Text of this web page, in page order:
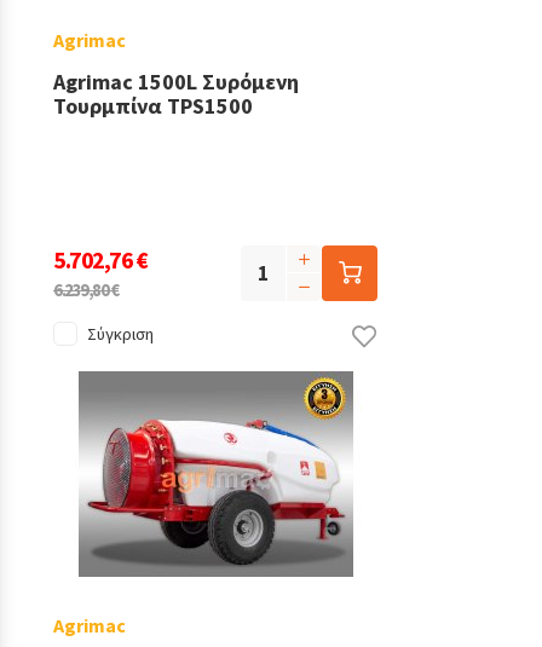
Agrimac
Agrimac 1500L Συρόμενη
Τουρμπίνα TPS1500
5.702,76 €
6.239,80 €
Σύγκριση
Agrimac